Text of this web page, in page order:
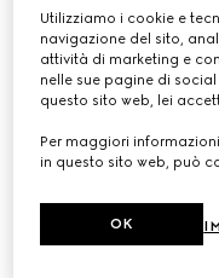
Pantaloni
Shorts
Denim
Gonne
Costumi da
bagno
Cappotti e
Utilizziamo i cookie e
navigazione del sito,
attività di marketing e
nelle sue pagine di
questo sito web, lei
Per maggiori
in questo sito web, può
OK